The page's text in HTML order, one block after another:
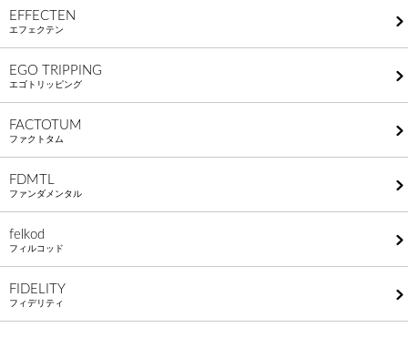
EFFECTEN
エフェクテン
EGO TRIPPING
エゴトリッピング
FACTOTUM
ファクトタム
FDMTL
ファンダメンタル
felkod
フィルコッド
FIDELITY
フィデリティ